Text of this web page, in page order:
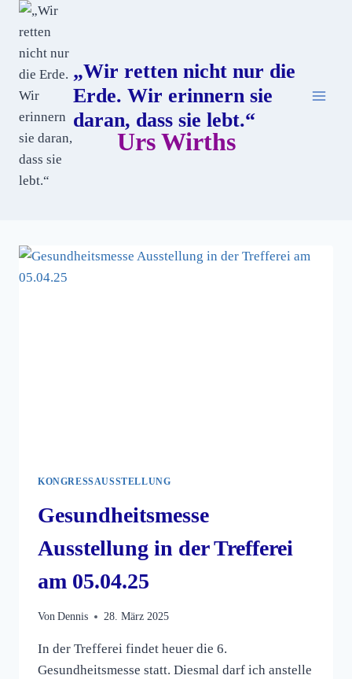
Zum
Inhalt
springen
„Wir retten nicht nur die
Erde. Wir erinnern sie
daran, dass sie lebt.“
Urs Wirths
KONGRESSAUSSTELLUNG
Gesundheitsmesse
Ausstellung in der Trefferei
am 05.04.25
Von Dennis 28. März 2025
In der Trefferei findet heuer die 6.
Gesundheitsmesse statt. Diesmal darf ich anstelle